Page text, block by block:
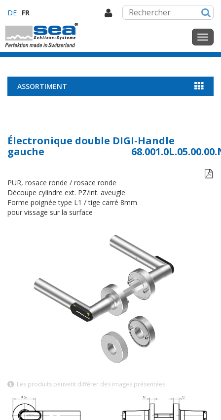
DE FR
ASSORTIMENT
Électronique double DIGI-Handle
gauche

PUR, rosace ronde / rosace ronde
Découpe cylindre ext. PZ/int. aveugle
Forme poignée type L1 / tige carré 8mm
pour vissage sur la surface
Les produits peuvent différer des images présentées